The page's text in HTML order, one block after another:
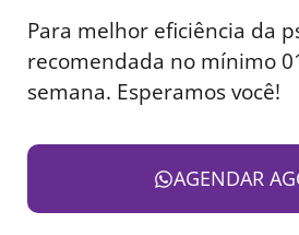
Para melhor eficiência da
recomendada no mínimo
semana. Esperamos você!
AGENDAR